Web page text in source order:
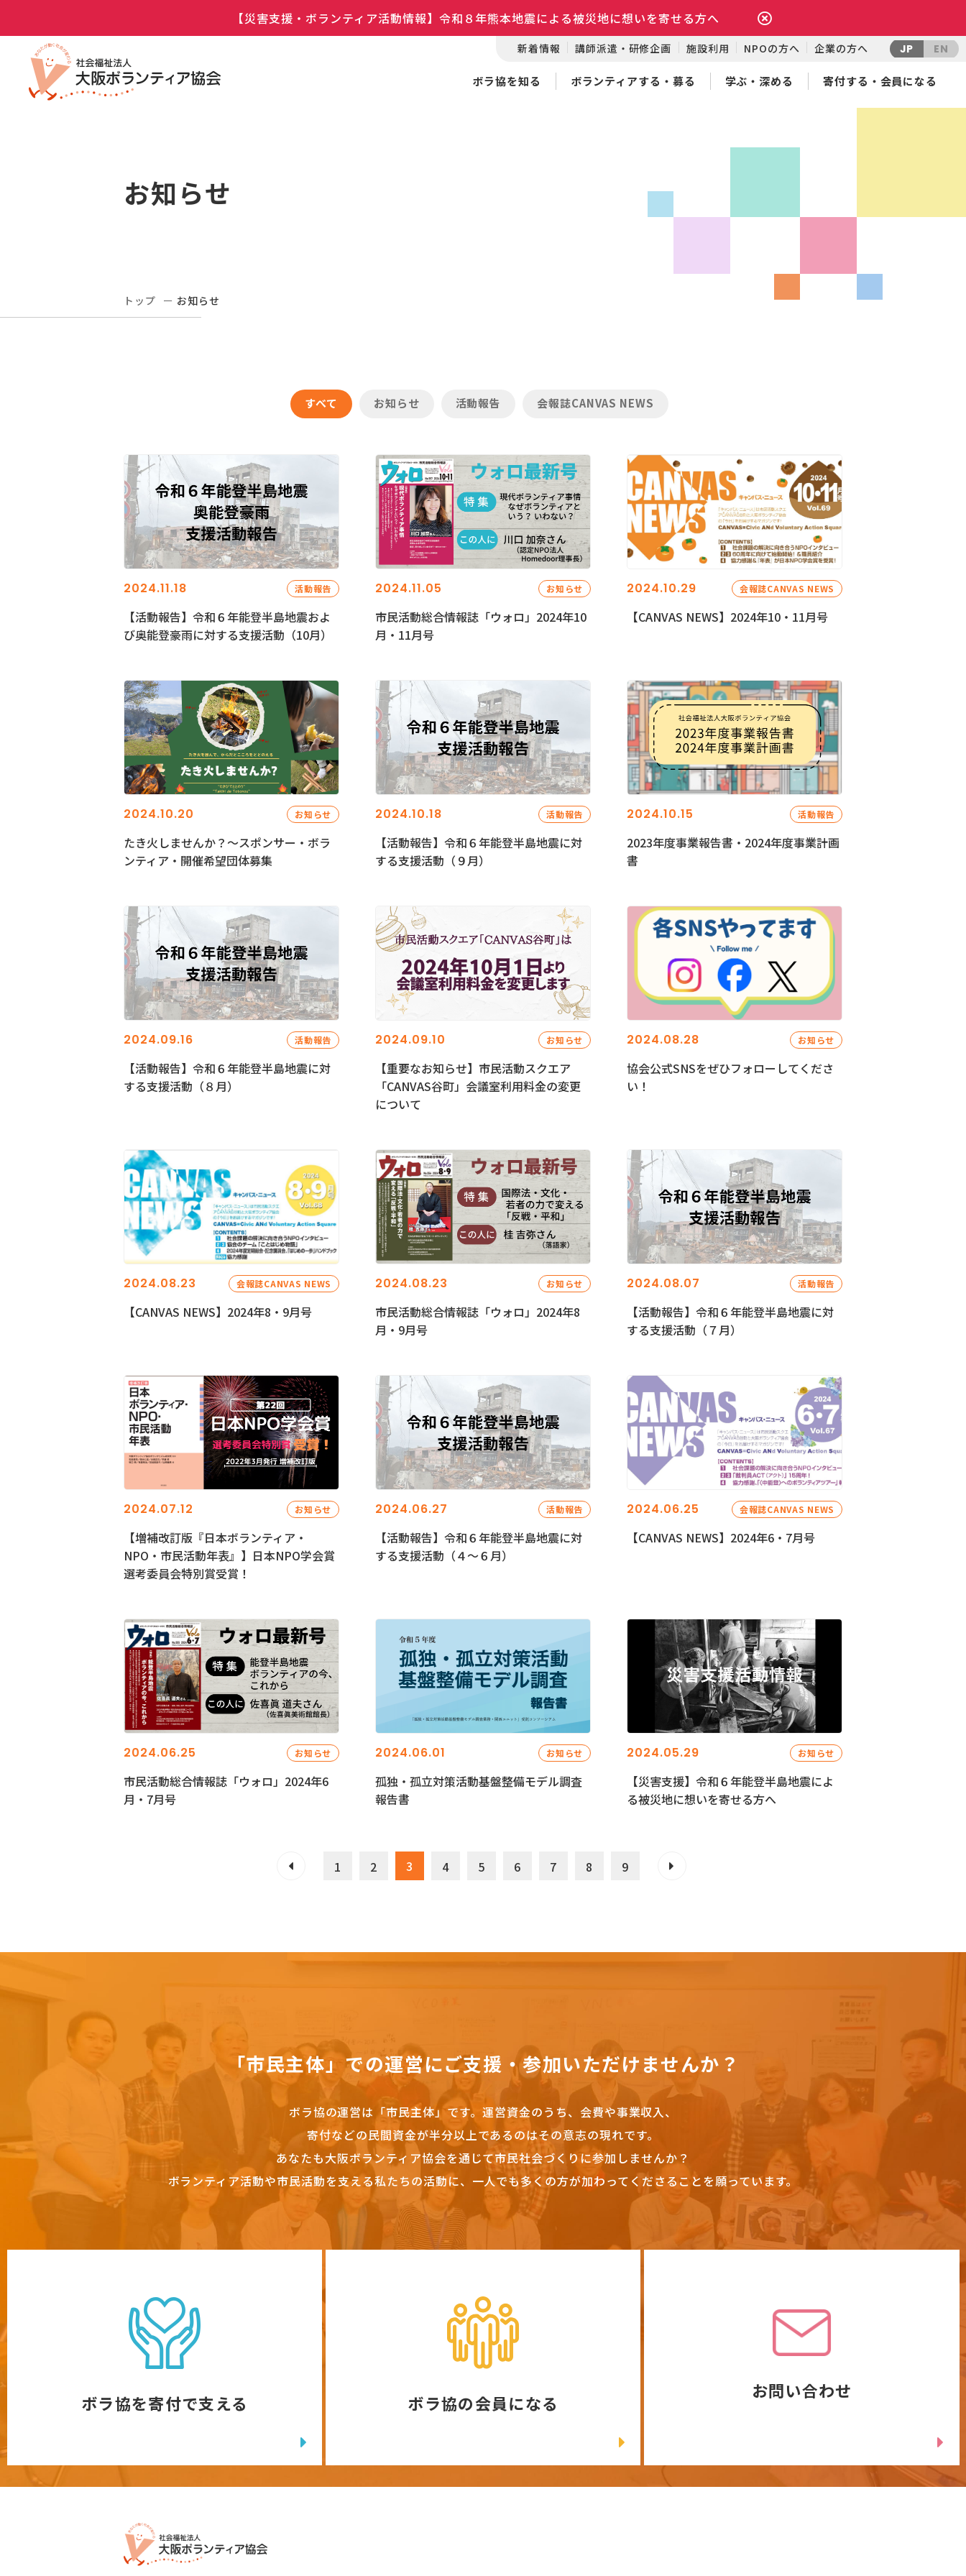
【災害支援・ボランティア活動情報】令和８年熊本地震による被災地に想いを寄せる方へ
新着情報 講師派遣・研修企画 施設利用 NPOの方へ 企業の方へ JP EN
ボラ協を知る ボランティアする・募る 学ぶ・深める 寄付する・会員になる
お知らせ
トップ お知らせ
すべて お知らせ 活動報告 会報誌CANVAS NEWS
2024.11.18 活動報告
【活動報告】令和６年能登半島地震およ
び奥能登豪雨に対する支援活動（10月）
2024.11.05 お知らせ
市民活動総合情報誌「ウォロ」2024年10
月・11月号
2024.10.29 会報誌CANVAS NEWS
【CANVAS NEWS】2024年10・11月号
2024.10.20 お知らせ
たき火しませんか？～スポンサー・ボラ
ンティア・開催希望団体募集
2024.10.18 活動報告
【活動報告】令和６年能登半島地震に対
する支援活動（９月）
2024.10.15 活動報告
2023年度事業報告書・2024年度事業計画
書
2024.09.16 活動報告
【活動報告】令和６年能登半島地震に対
する支援活動（８月）
2024.09.10 お知らせ
【重要なお知らせ】市民活動スクエア
「CANVAS谷町」会議室利用料金の変更
について
2024.08.28 お知らせ
協会公式SNSをぜひフォローしてくださ
い！
2024.08.23 会報誌CANVAS NEWS
【CANVAS NEWS】2024年8・9月号
2024.08.23 お知らせ
市民活動総合情報誌「ウォロ」2024年8
月・9月号
2024.08.07 活動報告
【活動報告】令和６年能登半島地震に対
する支援活動（７月）
2024.07.12 お知らせ
【増補改訂版『日本ボランティア・
NPO・市民活動年表』】日本NPO学会賞
選考委員会特別賞受賞！
2024.06.27 活動報告
【活動報告】令和６年能登半島地震に対
する支援活動（４〜６月）
2024.06.25 会報誌CANVAS NEWS
【CANVAS NEWS】2024年6・7月号
2024.06.25 お知らせ
市民活動総合情報誌「ウォロ」2024年6
月・7月号
2024.06.01 お知らせ
孤独・孤立対策活動基盤整備モデル調査
報告書
2024.05.29 お知らせ
【災害支援】令和６年能登半島地震によ
る被災地に想いを寄せる方へ
1 2 3 4 5 6 7 8 9
「市民主体」での運営にご支援・参加いただけませんか？
ボラ協の運営は「市民主体」です。 運営資金のうち、会費や事業収入、
寄付などの民間資金が半分以上であるのはその意志の現れです。
あなたも大阪ボランティア協会を通じて市民社会づくりに参加しませんか？
ボランティア活動や市民活動を支える私たちの活動に、一人でも多くの方が加わってくださることを願っています。
ボラ協を寄付で支える ボラ協の会員になる
お問い合わせ